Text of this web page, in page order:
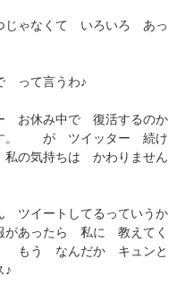
ゃなくて いろいろ あっ
って言うわ♪
お休み中で 復活するのか
す。 が ツイッター 続け
の気持ちは かわりません
イートしてるっていうか
あったら 私に 教えてく
もう なんだか キュンと
♪